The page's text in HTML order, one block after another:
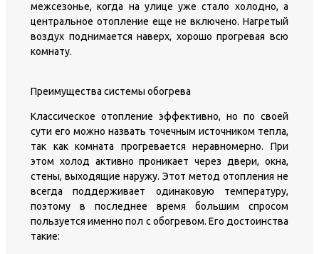
межсезонье, когда на улице уже стало холодно, а
центральное отопление еще не включено. Нагретый
воздух поднимается наверх, хорошо прогревая всю
комнату.
Преимущества системы обогрева
Классическое отопление эффективно, но по своей
сути его можно назвать точечным источником тепла,
так как комната прогревается неравномерно. При
этом холод активно проникает через двери, окна,
стены, выходящие наружу. Этот метод отопления не
всегда поддерживает одинаковую температуру,
поэтому в последнее время большим спросом
пользуется именно пол с обогревом. Его достоинства
такие: